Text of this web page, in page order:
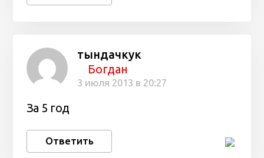
тындачкук
Богдан
3 июля 2013 в 20:27
За 5 год
Ответить